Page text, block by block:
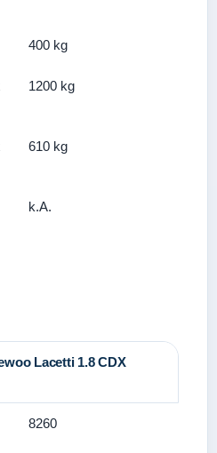
400 kg
1200 kg
610 kg
k.A.
Lacetti 1.8 CDX
8260